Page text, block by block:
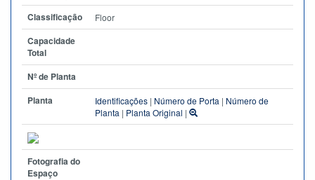
Classificação Floor
Capacidade
Total
Nº de Planta
Planta
Identificações | Número de Porta | Número de
Planta | Planta Original |
Fotografia do
Espaço